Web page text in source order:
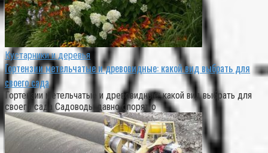
Кустарники и деревья
Гортензии метельчатые и древовидные: какой вид выбрать для
своего сада
Гортензии метельчатые и древовидные: какой вид выбрать для
своего сада Садоводы давно спорят о